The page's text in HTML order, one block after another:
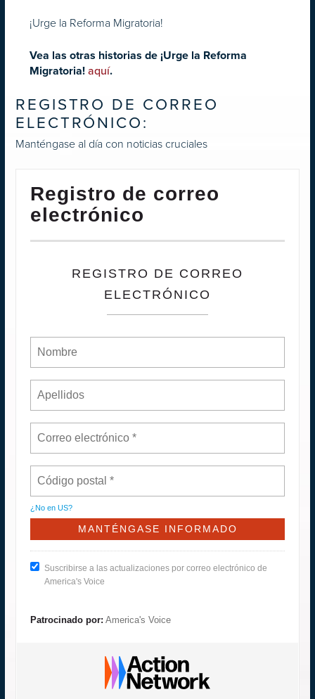
¡Urge la Reforma Migratoria!
Vea las otras historias de ¡Urge la Reforma
Migratoria! aquí.
REGISTRO DE CORREO
ELECTRÓNICO:
Manténgase al día con noticias cruciales
Registro de correo
electrónico
REGISTRO DE CORREO
ELECTRÓNICO
¿No en US?
Suscribirse a las actualizaciones por correo electrónico de
America's Voice
Patrocinado por: America's Voice